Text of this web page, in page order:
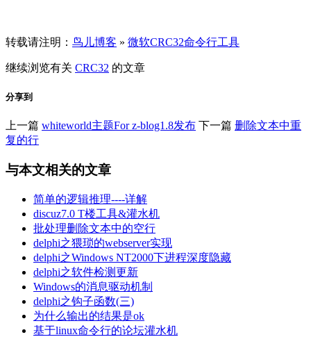
转载请注明： 鸟儿博客 » 微软CRC32命令行工具
继续浏览有关 CRC32 的文章
分享到
上一篇 whiteworld主题For z-blog1.8发布 下一篇 删除文本中重
复的行
与本文相关的文章
简单的逻辑推理----详解
discuz7.0 T楼工具&灌水机
批处理删除文本中的空行
delphi之猥琐的webserver实现
delphi之Windows NT2000下进程深度隐藏
delphi之软件检测更新
Windows的消息驱动机制
delphi之钩子函数(三)
为什么输出的结果是ok
基于linux命令行的论坛灌水机